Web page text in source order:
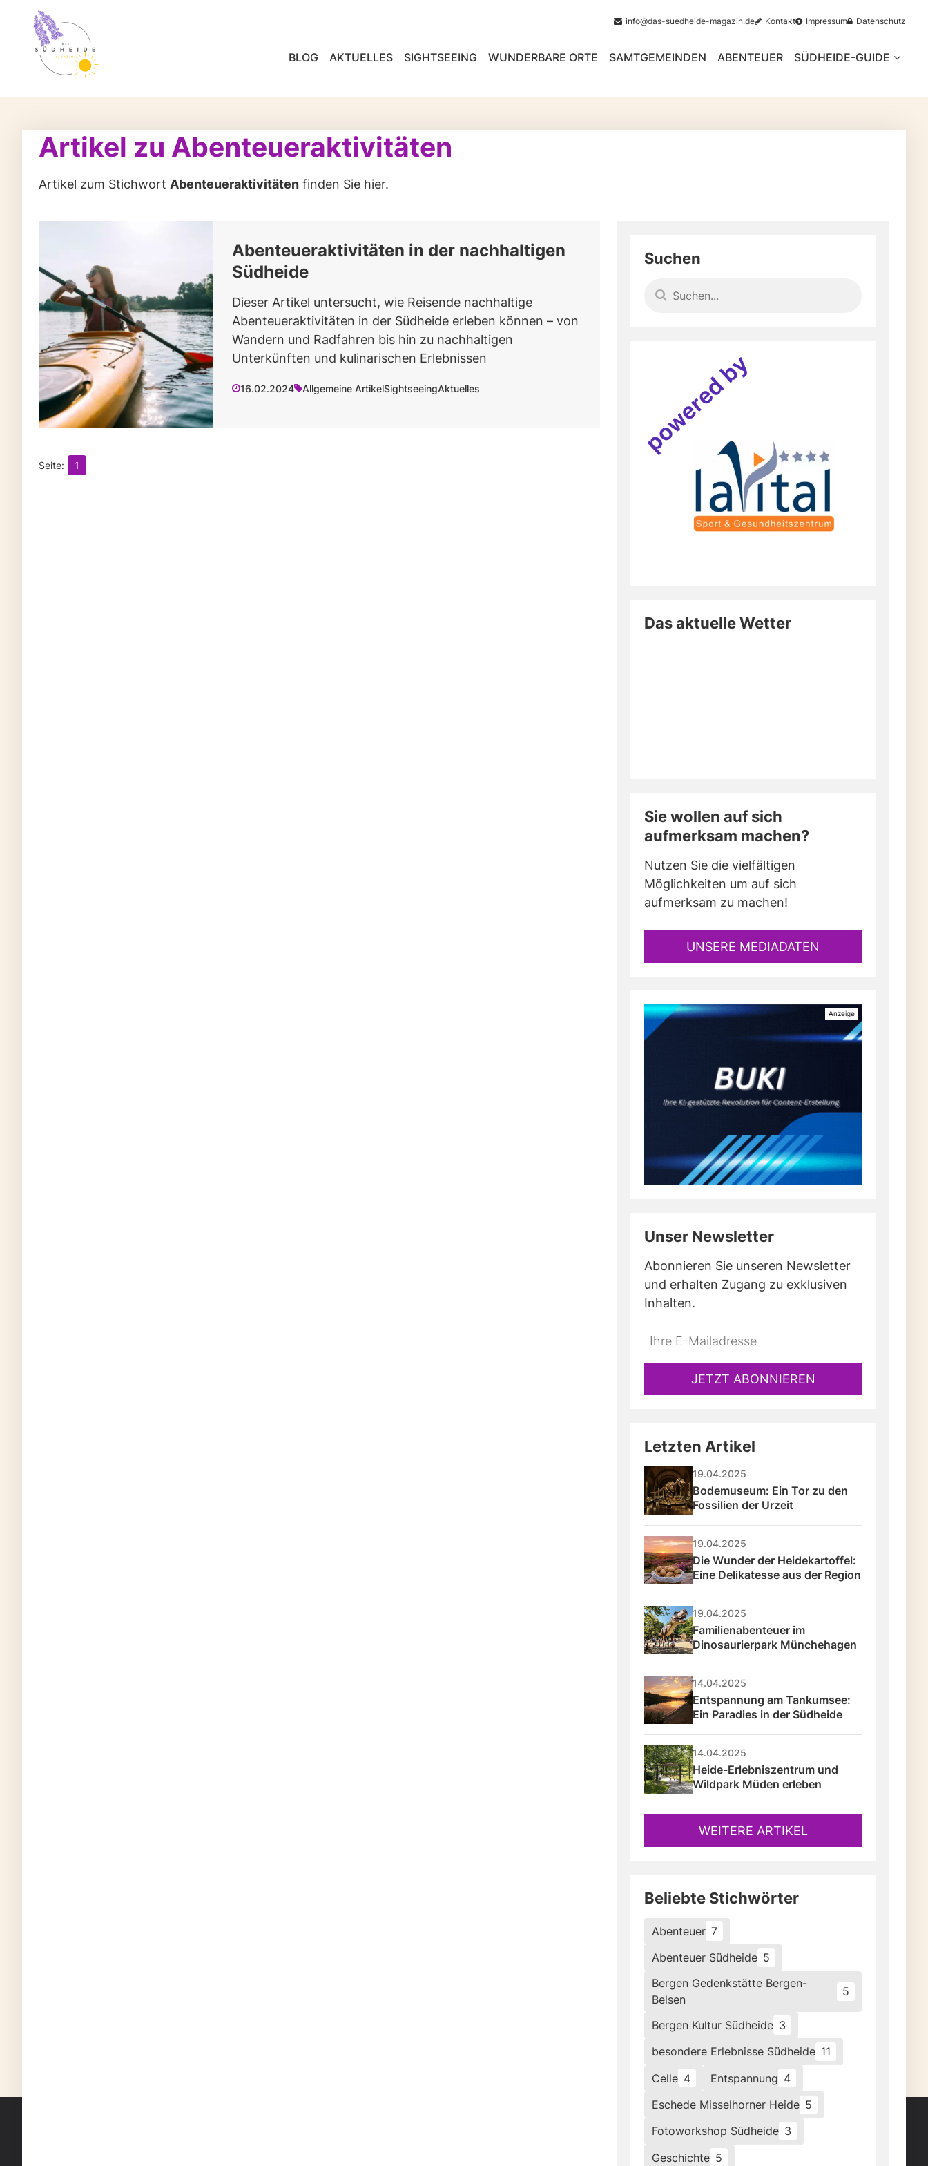
info@das-suedheide-magazin.de Kontakt Impressum Datenschutz
BLOG AKTUELLES SIGHTSEEING WUNDERBARE ORTE SAMTGEMEINDEN ABENTEUER SÜDHEIDE-GUIDE
Artikel zu Abenteueraktivitäten
Artikel zum Stichwort Abenteueraktivitäten finden Sie hier.
Abenteueraktivitäten in der nachhaltigen
Südheide
Dieser Artikel untersucht, wie Reisende nachhaltige
Abenteueraktivitäten in der Südheide erleben können – von
Wandern und Radfahren bis hin zu nachhaltigen
Unterkünften und kulinarischen Erlebnissen
16.02.2024 Allgemeine ArtikelSightseeingAktuelles
1
Suchen
Das aktuelle Wetter
Sie wollen auf sich
aufmerksam machen?
Nutzen Sie die vielfältigen
Möglichkeiten um auf sich
aufmerksam zu machen!
UNSERE MEDIADATEN
Unser Newsletter
Abonnieren Sie unseren Newsletter
und erhalten Zugang zu exklusiven
Inhalten.
JETZT ABONNIEREN
Letzten Artikel
19.04.2025
Bodemuseum: Ein Tor zu den
Fossilien der Urzeit
19.04.2025
Die Wunder der Heidekartoffel:
Eine Delikatesse aus der Region
19.04.2025
Familienabenteuer im
Dinosaurierpark Münchehagen
14.04.2025
Entspannung am Tankumsee:
Ein Paradies in der Südheide
14.04.2025
Heide-Erlebniszentrum und
Wildpark Müden erleben
WEITERE ARTIKEL
Beliebte Stichwörter
Abenteuer 7
Abenteuer Südheide 5
Bergen Gedenkstätte Bergen-
Belsen
5
Bergen Kultur Südheide 3
besondere Erlebnisse Südheide 11
Celle 4 Entspannung 4
Eschede Misselhorner Heide 5
Fotoworkshop Südheide 3
Geschichte 5